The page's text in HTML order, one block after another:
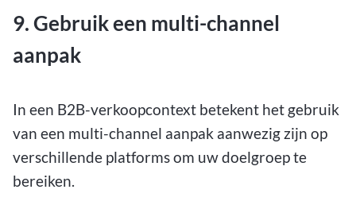
9. Gebruik een multi-channel
aanpak
In een B2B-verkoopcontext betekent het gebruik
van een multi-channel aanpak aanwezig zijn op
verschillende platforms om uw doelgroep te
bereiken.